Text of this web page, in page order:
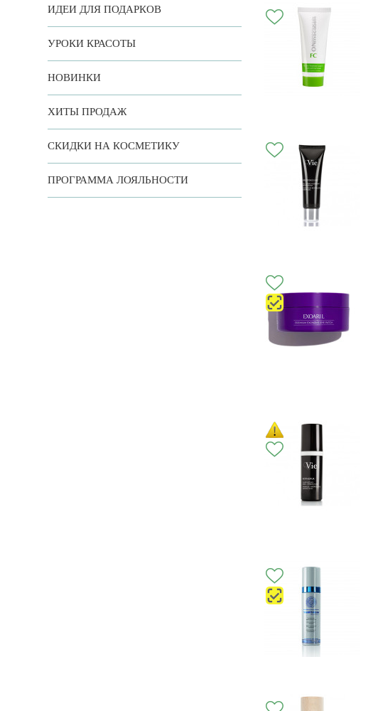
ИДЕИ ДЛЯ ПОДАРКОВ
УРОКИ КРАСОТЫ
НОВИНКИ
ХИТЫ ПРОДАЖ
СКИДКИ НА КОСМЕТИКУ
ПРОГРАММА ЛОЯЛЬНОСТИ